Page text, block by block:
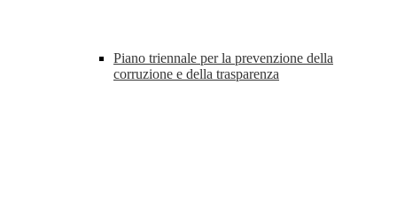
Piano triennale per la prevenzione della
corruzione e della trasparenza